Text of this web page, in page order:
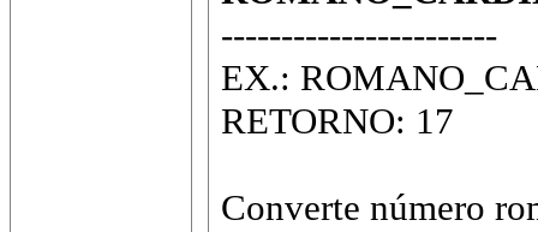
-----------------------
EX.:
RETORNO: 17
Converte número